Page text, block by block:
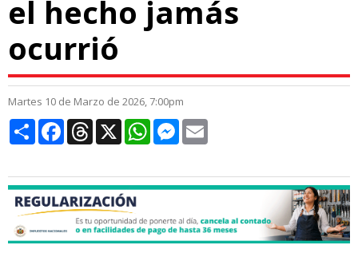
el hecho jamás
ocurrió
Martes 10 de Marzo de 2026, 7:00pm
CompartirFacebookThreads
X WhatsAppMessenger